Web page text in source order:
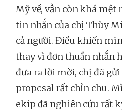
Mỹ về, vẫn còn khá mệt
tin nhắn của chị Thùy
cả người. Điều khiến
thay vì đơn thuần nhắn
đưa ra lời mời, chị đã
proposal rất chỉn chu.
ekip đã nghiên cứu rất